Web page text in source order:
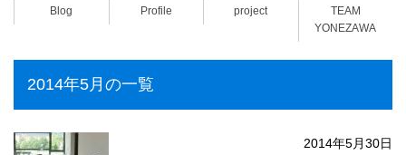
Blog Profile project
TEAM
YONEZAWA
2014年5月の一覧
2014年5月30日